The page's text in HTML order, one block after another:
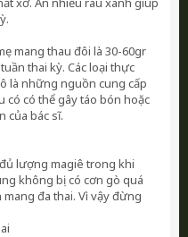
mang thau đôi là 30-60gr
thai kỳ. Các loại thực
là những nguồn cung cấp
có có thể gây táo bón hoặc
của bác sĩ.
lượng magiê trong khi
không bị có cơn gò quá
mang đa thai. Vì vậy đừng